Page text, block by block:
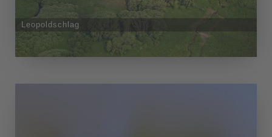
Leopoldschlag